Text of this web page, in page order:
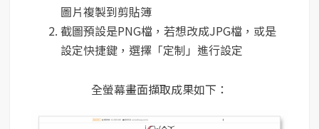
圖片複製到剪貼簿
截圖預設是PNG檔，若想改成JPG檔，或是
設定快捷鍵，選擇「定制」進行設定
全螢幕畫面擷取成果如下：